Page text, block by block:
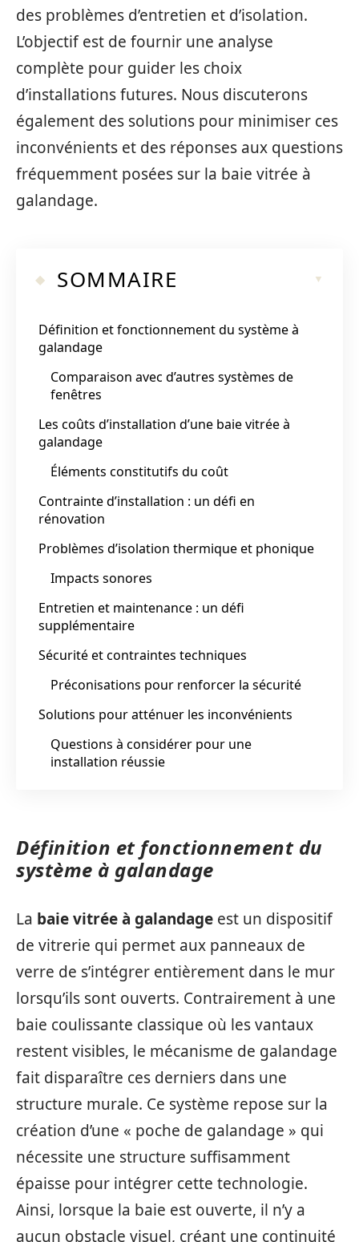
des problèmes d’entretien et d’isolation.
L’objectif est de fournir une analyse
complète pour guider les choix
d’installations futures. Nous discuterons
également des solutions pour minimiser ces
inconvénients et des réponses aux questions
fréquemment posées sur la baie vitrée à
galandage.
SOMMAIRE
Définition et fonctionnement du système à
galandage
Comparaison avec d’autres systèmes de
fenêtres
Les coûts d’installation d’une baie vitrée à
galandage
Éléments constitutifs du coût
Contrainte d’installation : un défi en
rénovation
Problèmes d’isolation thermique et phonique
Impacts sonores
Entretien et maintenance : un défi
supplémentaire
Sécurité et contraintes techniques
Préconisations pour renforcer la sécurité
Solutions pour atténuer les inconvénients
Questions à considérer pour une
installation réussie
Définition et fonctionnement du
système à galandage
La baie vitrée à galandage est un dispositif
de vitrerie qui permet aux panneaux de
verre de s’intégrer entièrement dans le mur
lorsqu’ils sont ouverts. Contrairement à une
baie coulissante classique où les vantaux
restent visibles, le mécanisme de galandage
fait disparaître ces derniers dans une
structure murale. Ce système repose sur la
création d’une « poche de galandage » qui
nécessite une structure suffisamment
épaisse pour intégrer cette technologie.
Ainsi, lorsque la baie est ouverte, il n’y a
aucun obstacle visuel, créant une continuité